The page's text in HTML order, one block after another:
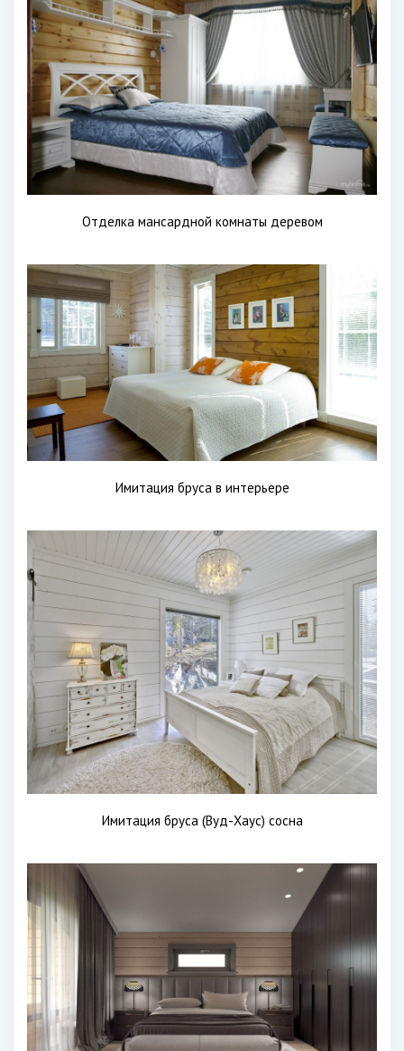
Отделка мансардной комнаты деревом
Имитация бруса в интерьере
Имитация бруса (Вуд-Хаус) сосна